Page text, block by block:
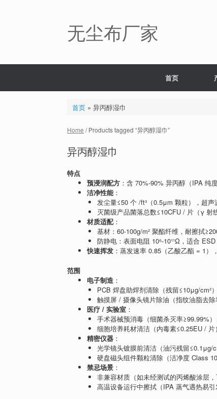
无尘布厂家
首页
首页» 异丙醇湿巾
Home / Products tagged “异丙醇湿巾”
异丙醇湿巾
特点
预浸润配方 ：含 70%-90% 异丙醇（IPA 纯
洁净性能 ：
发尘量≤50 个 /ft³（0.5μm 颗粒），超
灭菌级产品菌落总数≤10CFU / 片（γ 射
材质适配：
基材：60-100g/m² 聚酯纤维，耐擦拭
防静电：表面电阻 10⁶-10¹¹Ω，适合
快速挥发 ：蒸发速率 0.85（乙酸乙酯 = 1）
范围
电子制造 ：
PCB 焊盘助焊剂清除（残留≤10μg/cm²
触摸屏 / 摄像头镜片除油（指纹油脂去除
医疗 / 实验室 ：
手术器械预消毒（细菌杀灭率≥99.99%
细胞培养耗材清洁（内毒素≤0.25EU / 片
精密仪器 ：
光学镜头镀膜前清洁（油污残留≤0.1μg/
硬盘磁头组件颗粒清除（洁净度 Class
禁忌场景 ：
非兼容材质（如未经测试的丙烯酸涂层，
高温设备运行中擦拭（IPA 蒸气遇热易引